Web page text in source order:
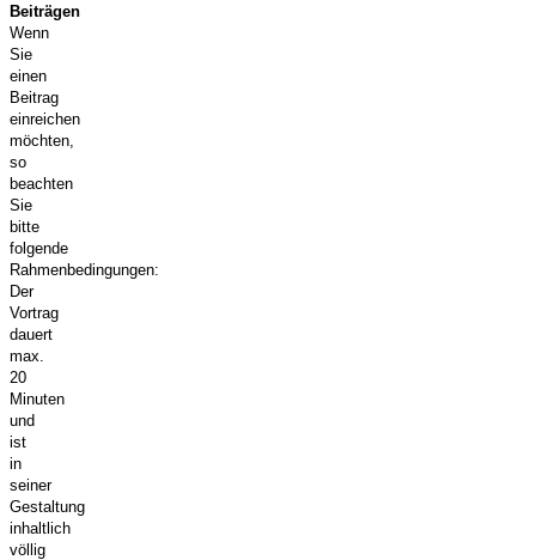
Beiträgen
Wenn
Sie
einen
Beitrag
einreichen
möchten,
so
beachten
Sie
bitte
folgende
Rahmenbedingungen:
Der
Vortrag
dauert
max.
20
Minuten
und
ist
in
seiner
Gestaltung
inhaltlich
völlig